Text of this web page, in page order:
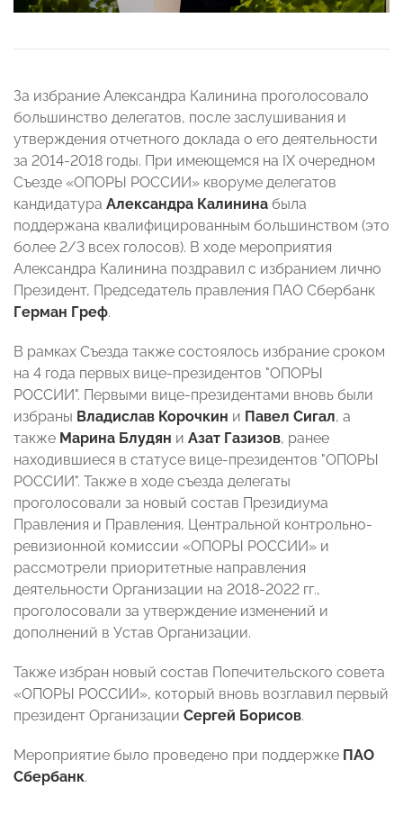
За избрание Александра Калинина проголосовало
большинство делегатов, после заслушивания и
утверждения отчетного доклада о его деятельности
за 2014-2018 годы. При имеющемся на IX очередном
Съезде «ОПОРЫ РОССИИ» кворуме делегатов
кандидатура Александра Калинина была
поддержана квалифицированным большинством (это
более 2/3 всех голосов). В ходе мероприятия
Александра Калинина поздравил с избранием лично
Президент, Председатель правления ПАО Сбербанк
Герман Греф.
В рамках Съезда также состоялось избрание сроком
на 4 года первых вице-президентов "ОПОРЫ
РОССИИ". Первыми вице-президентами вновь были
избраны Владислав Корочкин и Павел Сигал, а
также Марина Блудян и Азат Газизов, ранее
находившиеся в статусе вице-президентов "ОПОРЫ
РОССИИ". Также в ходе съезда делегаты
проголосовали за новый состав Президиума
Правления и Правления, Центральной контрольно-
ревизионной комиссии «ОПОРЫ РОССИИ» и
рассмотрели приоритетные направления
деятельности Организации на 2018-2022 гг.,
проголосовали за утверждение изменений и
дополнений в Устав Организации.
Также избран новый состав Попечительского совета
«ОПОРЫ РОССИИ», который вновь возглавил первый
президент Организации Сергей Борисов.
Мероприятие было проведено при поддержке ПАО
Сбербанк.